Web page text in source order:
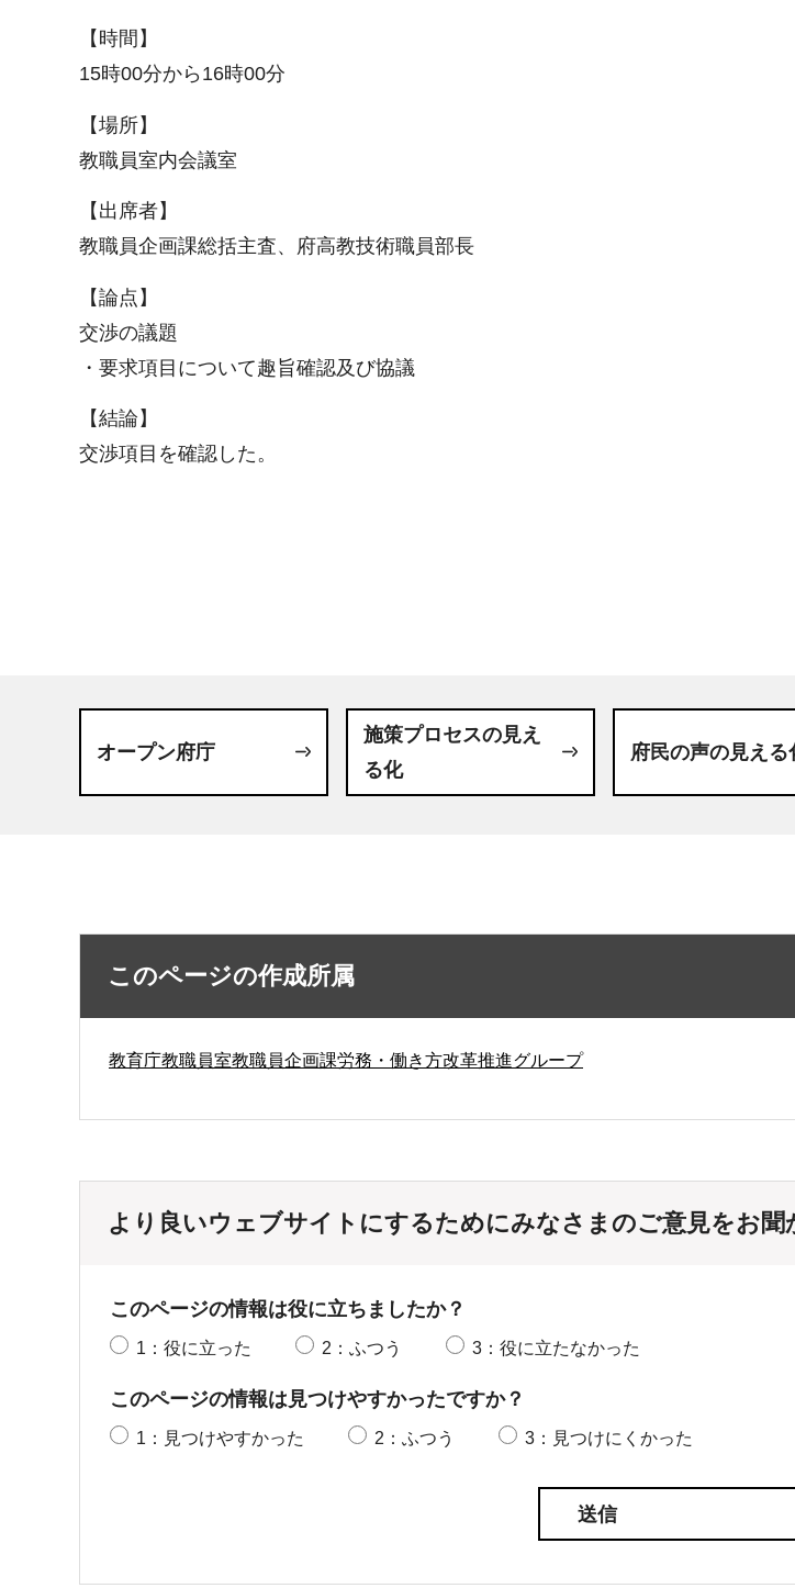
【時間】
15時00分から16時00分
【場所】
教職員室内会議室
【出席者】
教職員企画課総括主査、府高教技術職員部長
【論点】
交渉の議題
・要求項目について趣旨確認及び協議
【結論】
交渉項目を確認した。
オープン府庁
施策プロセスの見え
る化
府民の声の見える
このページの作成所属
教育庁教職員室教職員企画課労務・働き方改革推進グループ
より良いウェブサイトにするためにみなさまのご意見をお聞
このページの情報は役に立ちましたか？
1：役に立った 2：ふつう 3：役に立たなかった
このページの情報は見つけやすかったですか？
1：見つけやすかった 2：ふつう 3：見つけにくかった